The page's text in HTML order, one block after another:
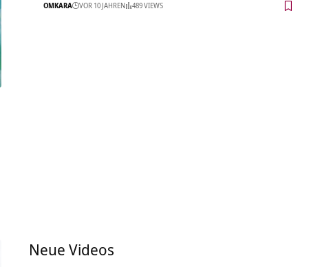
OMKARA VOR 10 JAHREN 489 VIEWS
Neue Videos